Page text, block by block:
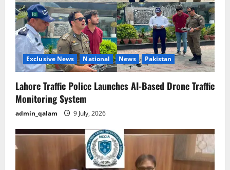
Exclusive News National News Pakistan
Lahore Traffic Police Launches AI-Based Drone Traffic
Monitoring System
admin_qalam 9 July, 2026